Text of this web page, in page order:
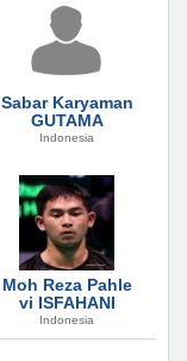
Sabar Karyaman
GUTAMA
Indonesia
Moh Reza Pahle
vi ISFAHANI
Indonesia